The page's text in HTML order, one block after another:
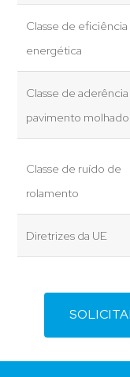
Classe de eficiência
energética
Classe de
pavimento molhado
Classe de ruído de
rolamento
Diretrizes da UE